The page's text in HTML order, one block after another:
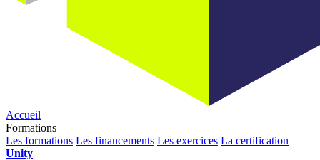
Accueil
Formations
Les formations Les financements Les exercices La certification
Unity